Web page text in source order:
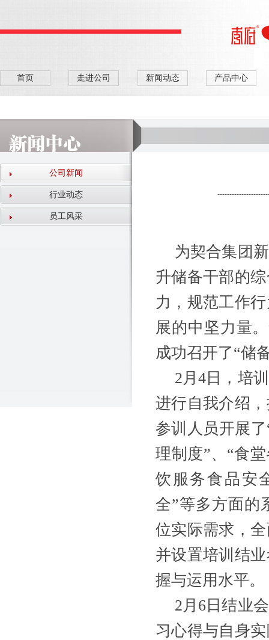
首页 走进公司 新闻动态 产品中心
公司新闻
行业动态
员工风采
为契合集团
升储备干部的
力，规范工作
展的中坚力量
成功召开了“储
2月4日，培
进行自我介绍，
参训人员开展了
理制度”、 “食
饮服务食品安
全”等多方面的
位实际需求，
并设置培训结
握与运用水平。
2月 6 日结业
习心得与自身